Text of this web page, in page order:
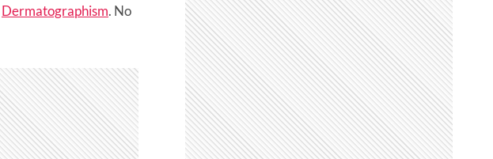
Dermatographism. No